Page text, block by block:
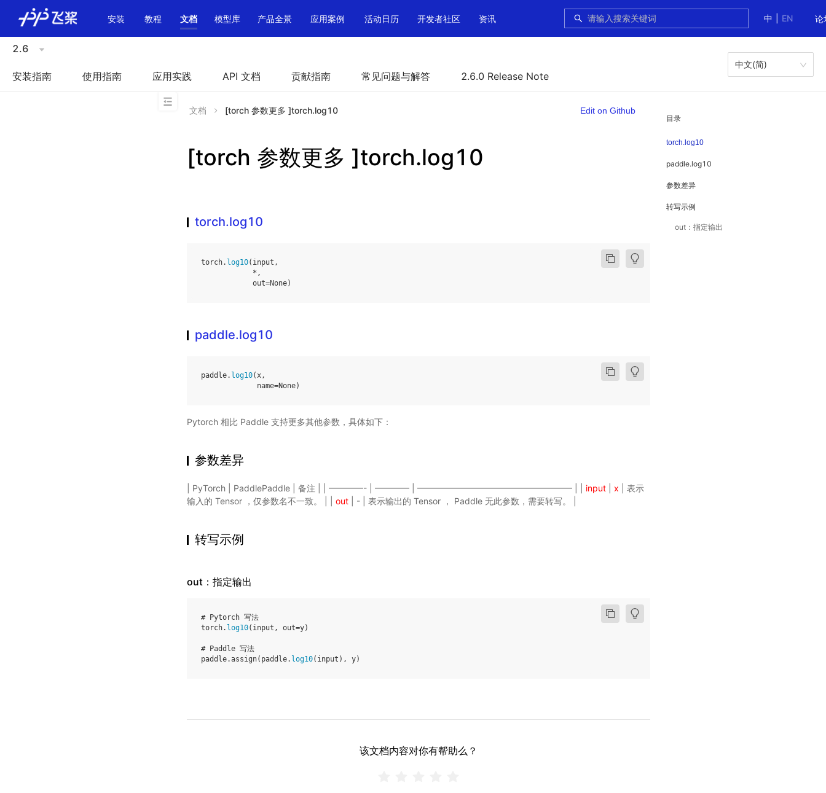
中
EN 论
安装 教程 文档 模型库 产品全景 应用案例 活动日历 开发者社区 资讯
2.6
安装指南 使用指南 应用实践 API 文档 贡献指南 常见问题与解答 2.6.0 Release Note
中文(简)
目录
torch.log10
paddle.log10
参数差异
转写示例
out：指定输出
文档 [torch 参数更多 ]torch.log10 Edit on Github
[torch 参数更多 ]torch.log10
torch.log10
torch. log10( input ,
* ,
out=None)
paddle.log10
paddle. log10(x,
name=None)
Pytorch 相比 Paddle 支持更多其他参数，具体如下：
参数差异
| PyTorch | PaddlePaddle | 备注 | | ————- | ———— | —————————————————— | | input x
| 表示
输入的 Tensor ，仅参数名不一致。 | | out | - | 表示输出的 Tensor ， Paddle 无此参数，需要转写。 |
转写示例
out：指定输出
# Pytorch 写法
torch. log10( input , out=y)
# Paddle 写法
paddle.assign( paddle. log10( input ), y)
该文档内容对你有帮助么？